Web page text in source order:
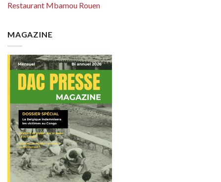
Restaurant Mbamou Rouen
MAGAZINE